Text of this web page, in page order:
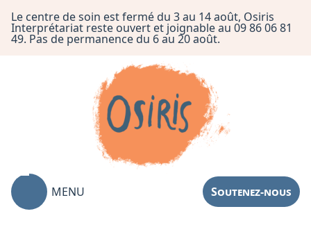
Le centre de soin est fermé du 3 au 14 août, Osiris
Interprétariat reste ouvert et joignable au 09 86 06 81
49. Pas de permanence du 6 au 20 août.
MENU Soutenez-nous